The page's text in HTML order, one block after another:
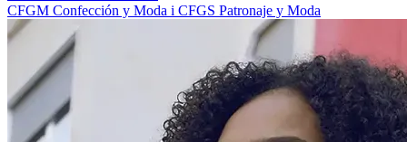
CFGM Confección y Moda i CFGS Patronaje y Moda